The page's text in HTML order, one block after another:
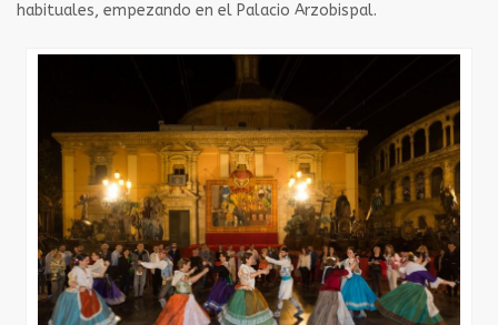
habituales, empezando en el Palacio Arzobispal.